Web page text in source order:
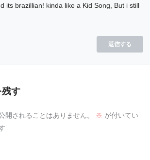
its brazillian! kinda like a Kid Song, But i still
返信する
残す
開されることはありません。 ※ が付いてい